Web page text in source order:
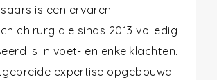
is een ervaren
chirurg die sinds 2013 volledig
is in voet- en enkelklachten.
expertise opgebouwd